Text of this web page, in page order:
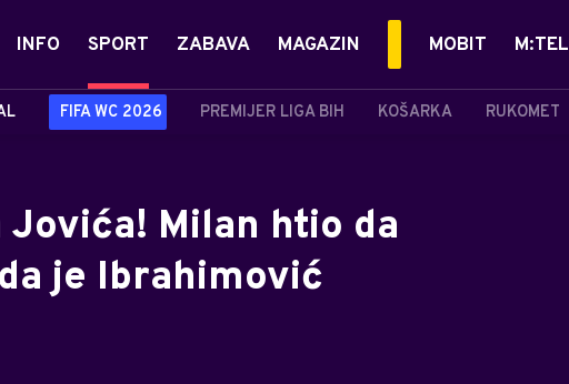
INFO SPORT
FIFA WC 2026 PREMIJER LIGA BIH KOŠARKA RUKOMET
ZABAVA MAGAZIN MOBIT M:TEL
Milan htio da
je Ibrahimović